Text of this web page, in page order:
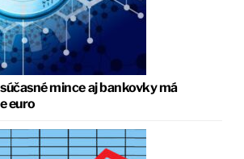
mince aj bankovky má
euro